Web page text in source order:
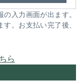
入力画面が出ます。
。お支払い完了後、
ら